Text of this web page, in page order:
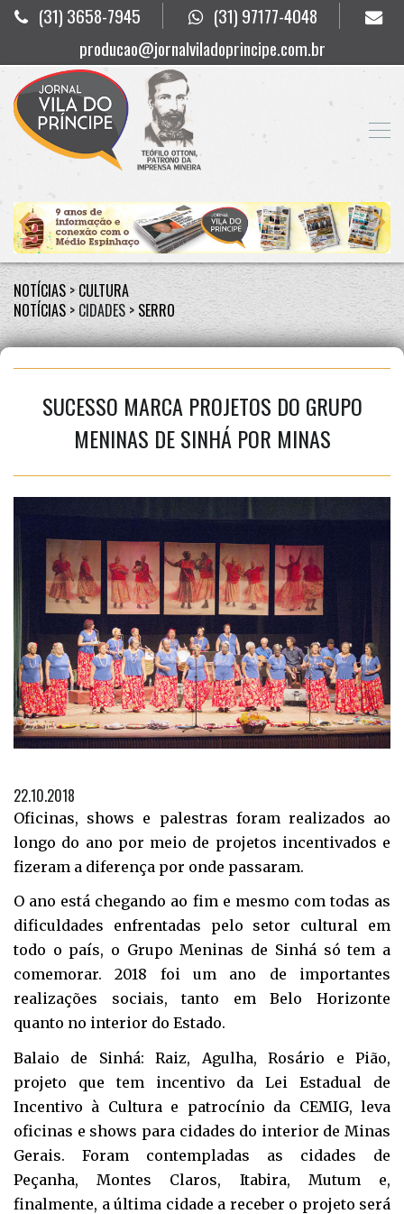
(31) 3658-7945
(31) 97177-4048
producao@jornalviladoprincipe.com.br
NOTÍCIAS > CULTURA
NOTÍCIAS > CIDADES > SERRO
SUCESSO MARCA PROJETOS DO GRUPO
MENINAS DE SINHÁ POR MINAS
22.10.2018
Oficinas, shows e palestras foram realizados ao
longo do ano por meio de projetos incentivados e
fizeram a diferença por onde passaram.
O ano está chegando ao fim e mesmo com todas as
dificuldades enfrentadas pelo setor cultural em
todo o país, o Grupo Meninas de Sinhá só tem a
comemorar. 2018 foi um ano de importantes
realizações sociais, tanto em Belo Horizonte
quanto no interior do Estado.
Balaio de Sinhá: Raiz, Agulha, Rosário e Pião,
projeto que tem incentivo da Lei Estadual de
Incentivo à Cultura e patrocínio da CEMIG, leva
oficinas e shows para cidades do interior de Minas
Gerais. Foram contempladas as cidades de
Peçanha, Montes Claros, Itabira, Mutum e,
finalmente, a última cidade a receber o projeto será